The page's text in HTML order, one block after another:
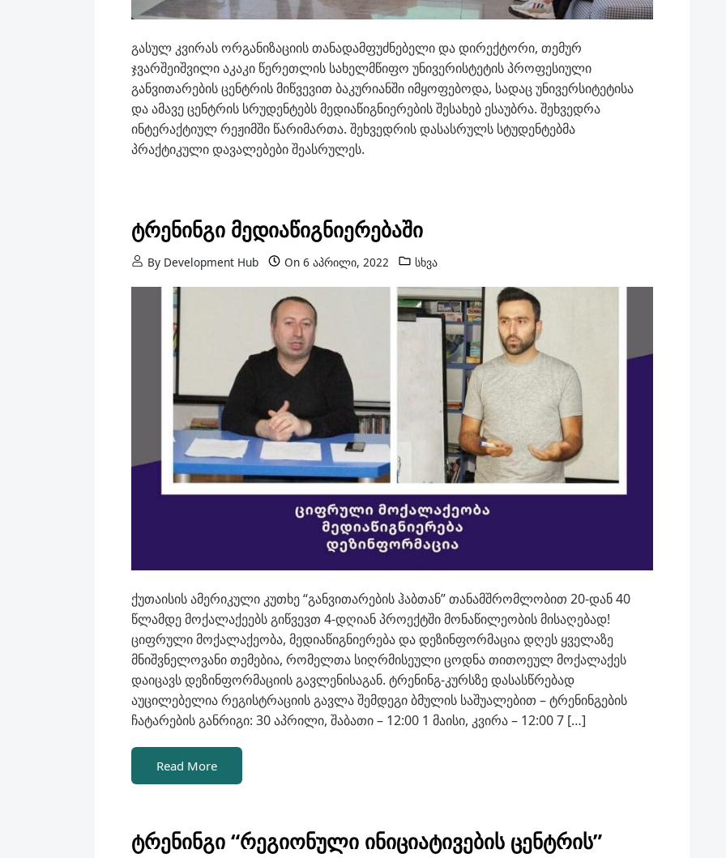
გასულ კვირას ორგანიზაციის თანადამფუძნებელი და დირექტორი, თემურ
ჯვარშეიშვილი აკაკი წერეთლის სახელმწიფო უნივერისტეტის პროფესიული
განვითარების ცენტრის მიწვევით ბაკურიანში იმყოფებოდა, სადაც უნივერსიტეტისა
და ამავე ცენტრის სრუდენტებს მედიაწიგნიერების შესახებ ესაუბრა. შეხვედრა
ინტერაქტიულ რეჟიმში წარიმართა. შეხვედრის დასასრულს სტუდენტებმა
პრაქტიკული დავალებები შეასრულეს.
ტრენინგი მედიაწიგნიერებაში
By Development Hub On 6 აპრილი, 2022 სხვა
ქუთაისის ამერიკული კუთხე “განვითარების ჰაბთან” თანამშრომლობით 20-დან 40
წლამდე მოქალაქეებს გიწვევთ 4-დღიან პროექტში მონაწილეობის მისაღებად!
ციფრული მოქალაქეობა, მედიაწიგნიერება და დეზინფორმაცია დღეს ყველაზე
მნიშვნელოვანი თემებია, რომელთა სიღრმისეული ცოდნა თითოეულ მოქალაქეს
დაიცავს დეზინფორმაციის გავლენისაგან. ტრენინგ-კურსზე დასასწრებად
აუცილებელია რეგისტრაციის გავლა შემდეგი ბმულის საშუალებით – ტრენინგების
ჩატარების განრიგი: 30 აპრილი, შაბათი – 12:00 1 მაისი, კვირა – 12:00 7 […]
Read More
ტრენინგი “რეგიონული ინიციატივების ცენტრის”